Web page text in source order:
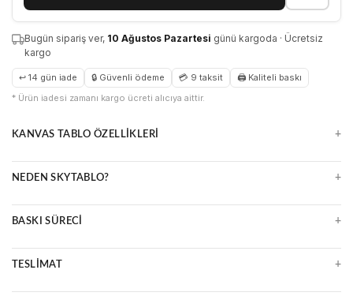
Bugün sipariş ver, 10 Ağustos Pazartesi günü kargoda · Ücretsiz
kargo
↩ 14 gün iade 🔒 Güvenli ödeme 💳 9 taksit
🖨 Kaliteli baskı
* Ürün iadesi zamanı kargo ücreti alıcıya aittir.
KANVAS TABLO ÖZELLIKLERI +
Çerçeveli veya çerçevesiz seçenekler
Uzun ömürlü ve kolay temizlenir
NEDEN SKYTABLO? +
Ücretsiz kargo, güvenli paketleme
14 gün kolay iade
BASKI SÜRECI +
Çizilmeye karşı dirençli yüzey
TESLIMAT +